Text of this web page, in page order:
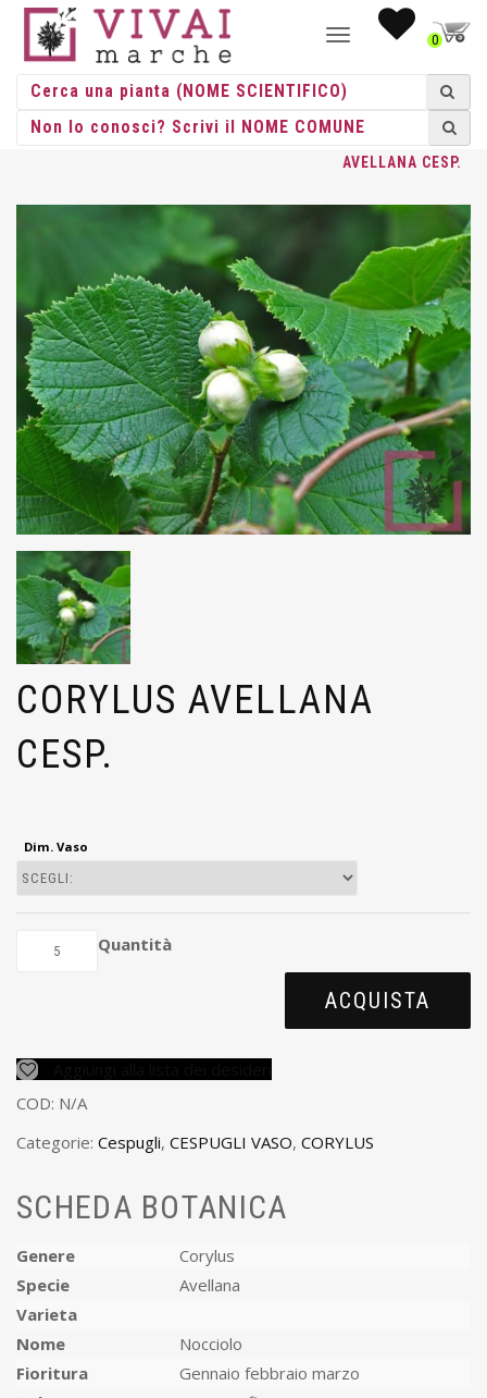
NAVIGAZIONE0
HOME /CESPUGLI /CESPUGLI VASO/CORYLUS / CORYLUS
AVELLANA CESP.
CORYLUS AVELLANA
CESP.
Dim. Vaso
Quantità
ACQUISTA
COD: N/A
Categorie: Cespugli, CESPUGLI VASO, CORYLUS
SCHEDA BOTANICA
Genere
Corylus
Specie
Avellana
Varieta
Nome
Nocciolo
Fioritura
Gennaio febbraio marzo